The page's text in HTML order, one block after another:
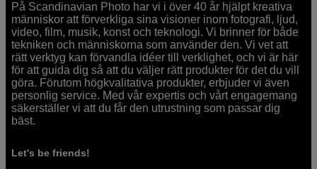
På Scandinavian Photo har vi i över 40 år hjälpt kreativa
människor att förverkliga sina visioner inom fotografi, ljud,
video, film, musik, konst och teknologi. Vi brinner för både
tekniken och människorna som använder den. Vi vet att
rätt verktyg kan förvandla idéer till verklighet, och vi är här
för att guida dig så att du väljer rätt produkter för det du vill
göra. Förutom högkvalitativa produkter, erbjuder vi även
personlig service. Med vår expertis och vårt engagemang
säkerställer vi att du får den utrustning som passar dig
bäst.
Let's be friends!